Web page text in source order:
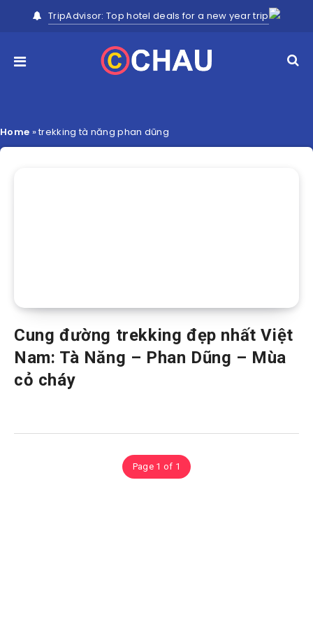
TripAdvisor: Top hotel deals for a new year trip
Home »trekking tà năng phan dũng
Cung đường trekking đẹp nhất Việt
Nam: Tà Năng – Phan Dũng – Mùa
cỏ cháy
Page 1 of 1